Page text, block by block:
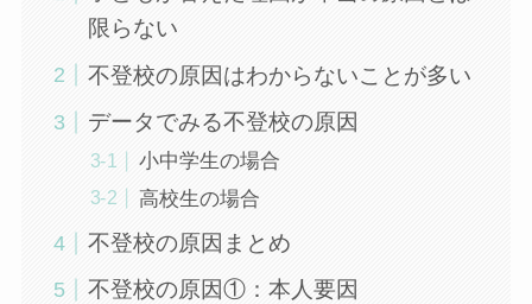
限らない
不登校の原因はわからないことが多い
データでみる不登校の原因
小中学生の場合
高校生の場合
不登校の原因まとめ
不登校の原因①：本人要因